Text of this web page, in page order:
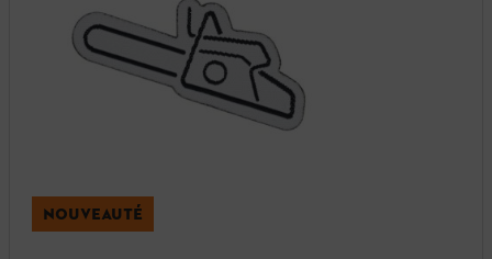
NOUVEAUTÉ